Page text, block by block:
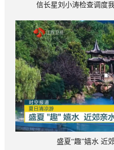
信长星刘小涛检查调度
盛夏“趣”嬉水 近